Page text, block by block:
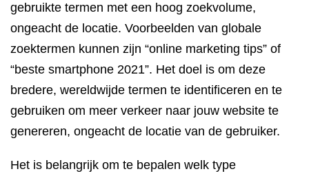
gebruikte termen met een hoog zoekvolume,
ongeacht de locatie. Voorbeelden van globale
zoektermen kunnen zijn “online marketing tips” of
“beste smartphone 2021”. Het doel is om deze
bredere, wereldwijde termen te identificeren en te
gebruiken om meer verkeer naar jouw website te
genereren, ongeacht de locatie van de gebruiker.
Het is belangrijk om te bepalen welk type